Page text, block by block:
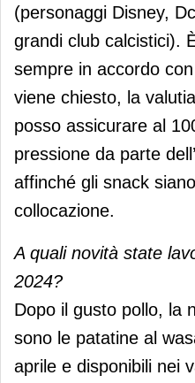
(personaggi Disney,
grandi club calcistici).
sempre in accordo
viene chiesto, la
posso assicurare al
pressione da parte
affinché gli snack
collocazione.
A quali novità state
2024?
Dopo il gusto pollo, la
sono le patatine al
aprile e disponibili nei